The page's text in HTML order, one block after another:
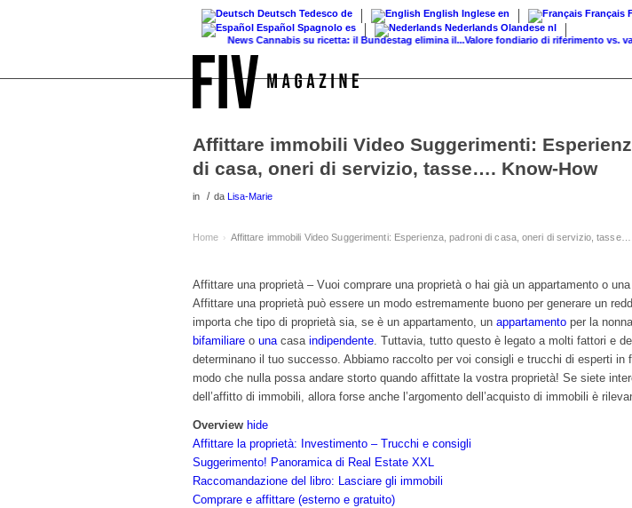
Deutsch Tedesco de English Inglese en Français
Español Spagnolo es Nederlands Olandese nl
News
Cannabis su ricetta: il Bundestag elimina il...Valore fondiario di riferimento vs. valore
Affittare immobili Video Suggerimenti:
di casa, oneri di servizio, tasse…. Know-How
in / da Lisa-Marie
Home › Affittare immobili Video Suggerimenti: Esperienza, padroni di casa, oneri di servizio,
Affittare una proprietà – Vuoi comprare una proprietà o hai già un appartamento o
Affittare una proprietà può essere un modo estremamente buono per generare un
importa che tipo di proprietà sia, se è un appartamento, un appartamento per la
bifamiliare o unacasa indipendente. Tuttavia, tutto questo è legato a molti fattori e
determinano il tuo successo. Abbiamo raccolto per voi consigli e trucchi di esperti in
modo che nulla possa andare storto quando affittate la vostra proprietà! Se siete
dell’affitto di immobili, allora forse anche l’argomento dell’acquisto di immobili è
Overview hide
Affittare la proprietà: Investimento – Trucchi e consigli
Suggerimento! Panoramica di Real Estate XXL
Raccomandazione del libro: Lasciare gli immobili
Comprare e affittare (esterno e gratuito)